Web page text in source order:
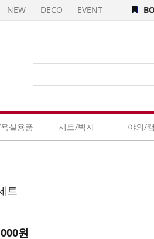
NEW DECO EVENT
실용품 시트/벽지 야외/
트
원